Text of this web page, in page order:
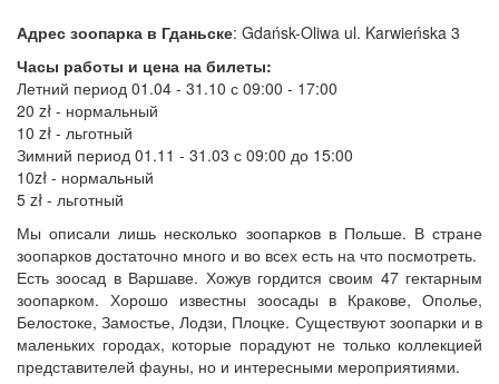
Адрес зоопарка в Гданьске: Gdańsk-Oliwa ul. Karwieńska 3
Часы работы и цена на билеты:
Летний период 01.04 - 31.10 с 09:00 - 17:00
20 zł - нормальный
10 zł - льготный
Зимний период 01.11 - 31.03 с 09:00 до 15:00
10zł - нормальный
5 zł - льготный
Мы описали лишь несколько зоопарков в Польше. В стране
зоопарков достаточно много и во всех есть на что посмотреть.
Есть зоосад в Варшаве. Хожув гордится своим 47 гектарным
зоопарком. Хорошо известны зоосады в Кракове, Ополье,
Белостоке, Замостье, Лодзи, Плоцке. Существуют зоопарки и в
маленьких городах, которые порадуют не только коллекцией
представителей фауны, но и интересными мероприятиями.